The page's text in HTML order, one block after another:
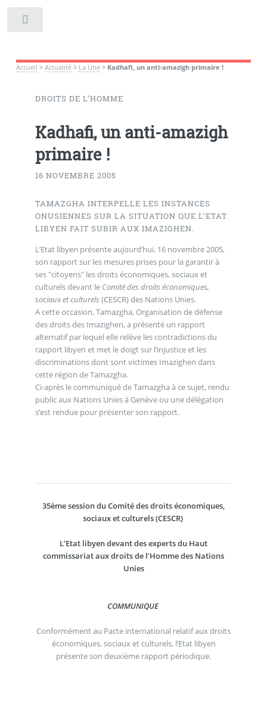
Accueil > Actualité> La Une> Kadhafi, un anti-amazigh primaire !
DROITS DE L’HOMME
Kadhafi, un anti-amazigh
primaire !
16 NOVEMBRE 2005
TAMAZGHA INTERPELLE LES INSTANCES
ONUSIENNES SUR LA SITUATION QUE L’ETAT
LIBYEN FAIT SUBIR AUX IMAZIGHEN.
L’Etat libyen présente aujourd’hui, 16 novembre 2005,
son rapport sur les mesures prises pour la garantir à
ses "citoyens" les droits économiques, sociaux et
culturels devant le Comité des droits économiques,
sociaux et culturels (CESCR) des Nations Unies.
A cette occasion, Tamazgha, Organisation de défense
des droits des Imazighen, a présenté un rapport
alternatif par lequel elle relève les contradictions du
rapport libyen et met le doigt sur l’injustice et les
discriminations dont sont victimes Imazighen dans
cette région de Tamazgha.
Ci-après le communiqué de Tamazgha à ce sujet, rendu
public aux Nations Unies à Genève ou une délégation
s’est rendue pour présenter son rapport.
35ème session du Comité des droits économiques,
sociaux et culturels (CESCR)
L’Etat libyen devant des experts du Haut
commissariat aux droits de l’Homme des Nations
Unies
COMMUNIQUE
Conformément au Pacte international relatif aux droits
économiques, sociaux et culturels, l’Etat libyen
présente son deuxième rapport périodique.